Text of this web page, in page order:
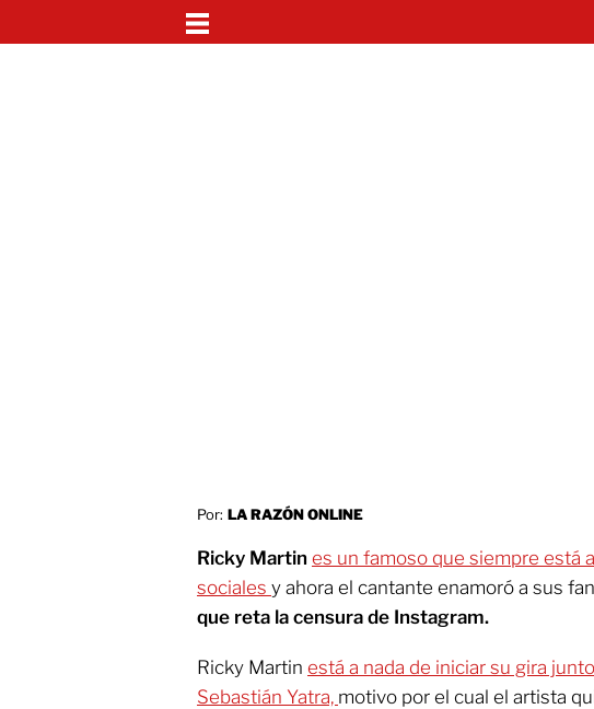
Por: LA RAZÓN ONLINE
Ricky Martin es un famoso que siempre está
sociales y ahora el cantante enamoró a sus
que reta la censura de Instagram.
Ricky Martin está a nada de iniciar su gira
Sebastián Yatra, motivo por el cual el artista